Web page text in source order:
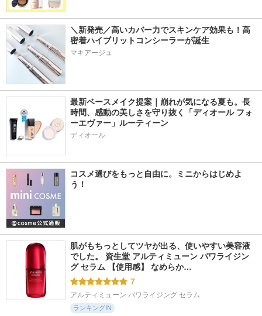
＼新発売／高いカバー力でスキンケア効果も！高
密着ハイブリットコンシーラーが誕生
マキアージュ
最新ベースメイク提案｜崩れが気になる夏も。長
時間、感動の美しさを守り抜く「ディオール フォ
ーエヴァー」ルーティーン
ディオール
コスメ選びをもっと自由に。ミニからはじめよ
う！
肌がもちっとしてツヤが出る、使いやすい美容液
でした。 資生堂 アルティミューン パワライジン
グ セラム 【使用感】 なめらか…
7
アルティミューン パワライジング セラム
ランキングIN